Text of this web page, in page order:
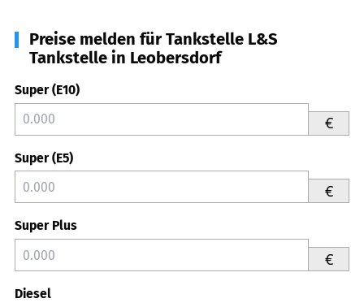
Preise melden für Tankstelle L&S
Tankstelle in Leobersdorf
Super (E10)
€
Super (E5)
€
Super Plus
€
Diesel